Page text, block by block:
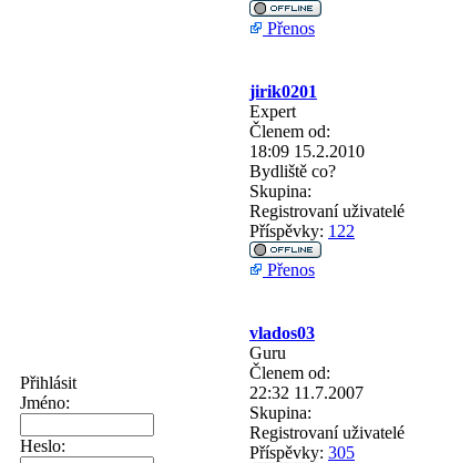
Přihlásit
Jméno:
Heslo:
Přenos
jirik0201
Expert
Členem od:
18:09 15.2.2010
Bydliště co?
Skupina:
Registrovaní uživatelé
Příspěvky: 122
Přenos
vlados03
Guru
Členem od:
22:32 11.7.2007
Skupina:
Registrovaní uživatelé
Příspěvky: 305